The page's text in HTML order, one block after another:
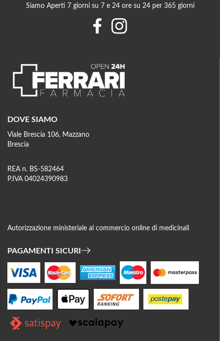
DOVE SIAMO
Viale Brescia 106, Mazzano
Brescia
REA n. BS-582464
P.IVA 04024390983
Autorizzazione ministeriale al commercio online di medicinali
PAGAMENTI SICURI
Siamo Aperti 7 giorni su 7 e 24 ore su 24 per 365 giorni